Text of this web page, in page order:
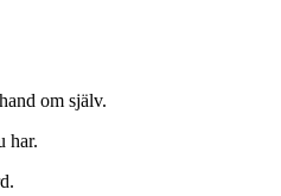
om själv.
har.